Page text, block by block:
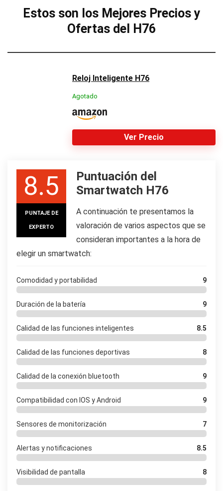
Estos son los Mejores Precios y
Ofertas del H76
Reloj Inteligente H76
Agotado
Ver Precio
8.5
PUNTAJE DE
EXPERTO
Puntuación del
Smartwatch H76
A continuación te presentamos la
valoración de varios aspectos que se
consideran importantes a la hora de
elegir un smartwatch:
Comodidad y portabilidad 9
Duración de la batería 9
Calidad de las funciones inteligentes 8.5
Calidad de las funciones deportivas 8
Calidad de la conexión bluetooth 9
Compatibilidad con IOS y Android 9
Sensores de monitorización 7
Alertas y notificaciones 8.5
Visibilidad de pantalla 8